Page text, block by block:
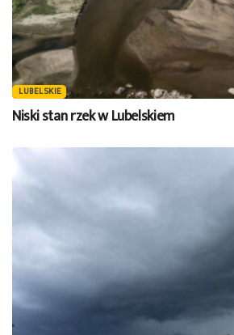
LUBELSKIE
Niski stan rzek w Lubelskiem